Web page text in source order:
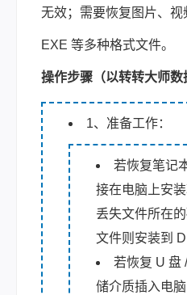
无效；需要恢复图片、视
EXE 等多种格式文件。
操作步骤（以转转大师数
1、准备工作：
若恢复笔记
接在电脑上安
丢失文件所在
文件则安装到 D
若恢复 U 盘
储介质插入电